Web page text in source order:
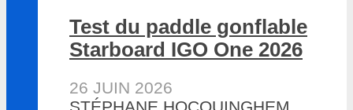
Test du paddle gonflable
Starboard IGO One 2026
26 JUIN 2026
STÉPHANE HOCQUINGHEM